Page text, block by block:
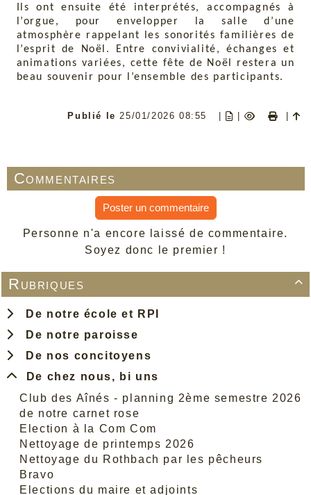

Rubriques
De notre école et RPI
De notre paroisse
De nos concitoyens
De chez nous, bi uns
Club des Aînés - planning 2ème semestre 2026
de notre carnet rose
Election à la Com Com
Nettoyage de printemps 2026
Nettoyage du Rothbach par les pêcheurs
Bravo
Elections du maire et adjoints
Ils ont ensuite été interprétés, accompagnés à
l’orgue, pour envelopper la salle d’une
atmosphère rappelant les sonorités familières de
l’esprit de Noël. Entre convivialité, échanges et
animations variées, cette fête de Noël restera un
beau souvenir pour l’ensemble des participants.
Publié le25/01/2026 08:55 |
Commentaires
Poster un commentaire
Personne n'a encore laissé de commentaire.
Soyez donc le premier !